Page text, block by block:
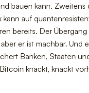
bauen kann.
auf
bereits. Der
er ist machbar.
Banken, Staaten
knackt, knackt